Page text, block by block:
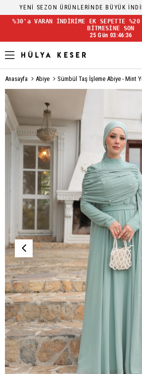
YENİ SEZON ÜRÜNLERİNDE BÜYÜK
%30'a VARAN İNDİRİME EK SEPETTE
BİTMESİNE SON
25 Gün 03:46:35
Anasayfa Abiye Sümbül Taş İşleme Abiye - Mint